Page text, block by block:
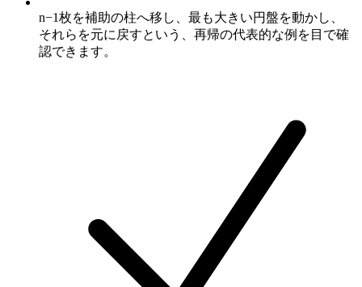
n−1枚を補助の柱へ移し、最も大きい円盤を動かし、
それらを元に戻すという、再帰の代表的な例を目で確
認できます。